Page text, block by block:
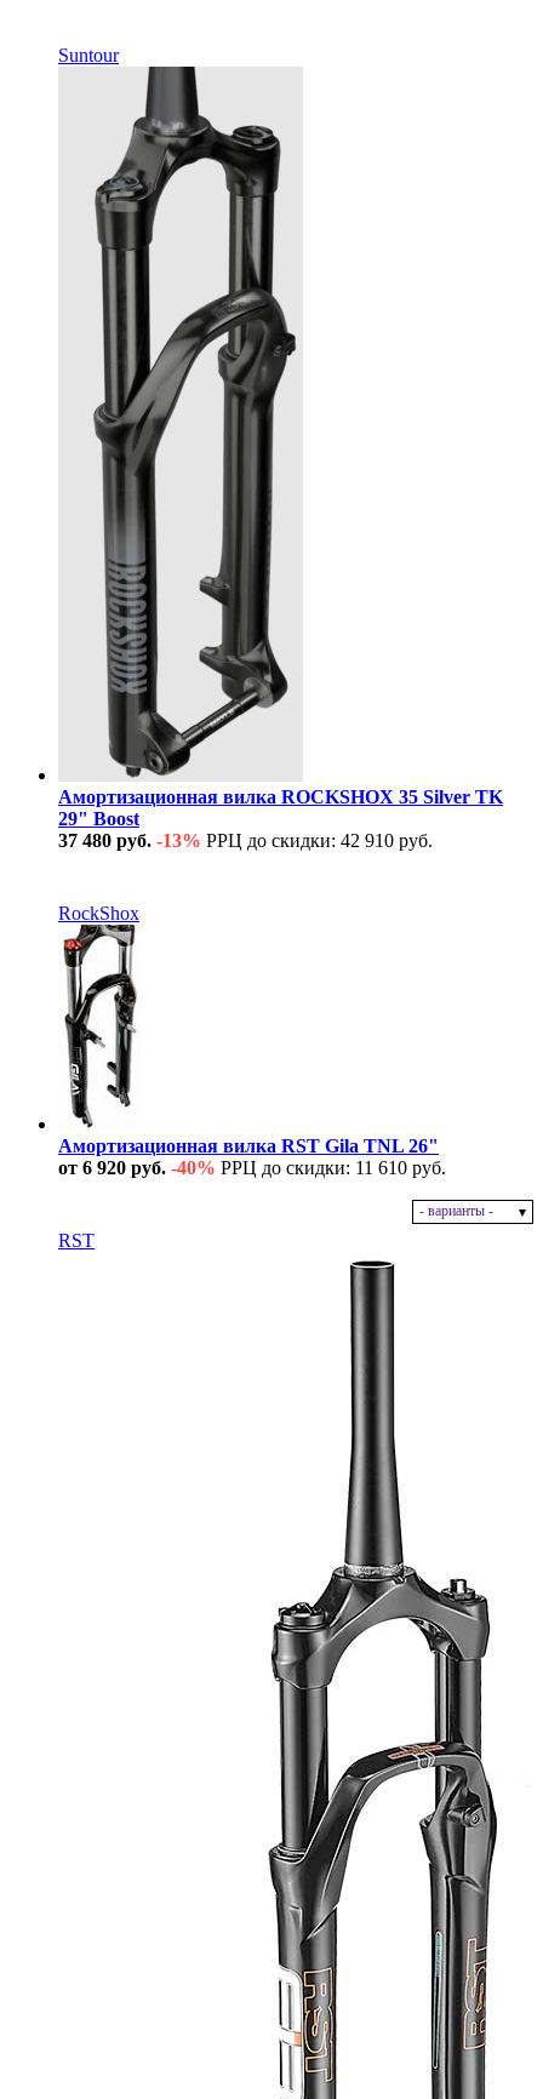
Suntour
Амортизационная вилка ROCKSHOX 35 Silver TK
29" Boost
37 480 руб. -13% РРЦ до скидки: 42 910 руб.
RockShox
Амортизационная вилка RST Gila TNL 26"
от 6 920 руб. -40% РРЦ до скидки: 11 610 руб.
- варианты -
RST